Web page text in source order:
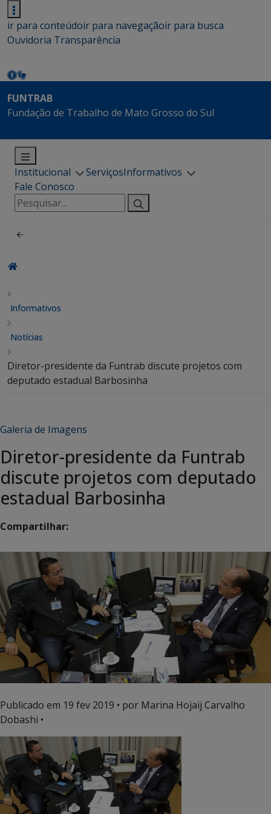
ir para conteúdoir para navegaçãoir para busca
Ouvidoria Transparência
FUNTRAB
Fundação de Trabalho de Mato Grosso do Sul
Institucional ServiçosInformativos
Fale Conosco
Pesquisar
por:
Informativos
Notícias
Diretor-presidente da Funtrab discute projetos com
deputado estadual Barbosinha
Galeria de Imagens
Diretor-presidente da Funtrab
discute projetos com deputado
estadual Barbosinha
Compartilhar:
Publicado em 19 fev 2019 • por Marina Hojaij Carvalho
Dobashi •